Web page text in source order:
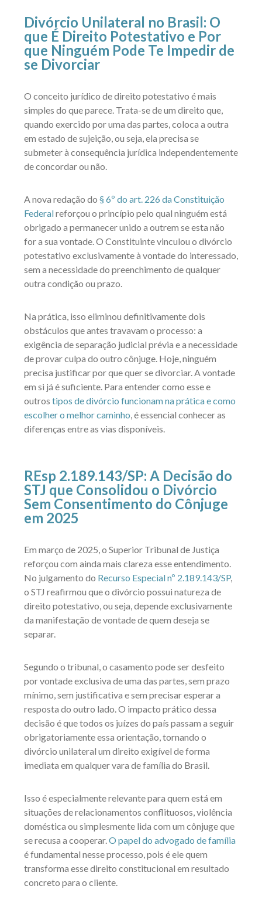
Divórcio Unilateral no Brasil: O
que É Direito Potestativo e Por
que Ninguém Pode Te Impedir de
se Divorciar
O conceito jurídico de direito potestativo é mais
simples do que parece. Trata-se de um direito que,
quando exercido por uma das partes, coloca a outra
em estado de sujeição, ou seja, ela precisa se
submeter à consequência jurídica independentemente
de concordar ou não.
A nova redação do § 6º do art. 226 da Constituição
Federalreforçou o princípio pelo qual ninguém está
obrigado a permanecer unido a outrem se esta não
for a sua vontade. O Constituinte vinculou o divórcio
potestativo exclusivamente à vontade do interessado,
sem a necessidade do preenchimento de qualquer
outra condição ou prazo.
Na prática, isso eliminou definitivamente dois
obstáculos que antes travavam o processo: a
exigência de separação judicial prévia e a necessidade
de provar culpa do outro cônjuge. Hoje, ninguém
precisa justificar por que quer se divorciar. A vontade
em si já é suficiente. Para entender como esse e
outros tipos de divórcio funcionam na prática e como
escolher o melhor caminho , é essencial conhecer as
diferenças entre as vias disponíveis.
REsp 2.189.143/SP: A Decisão do
STJ que Consolidou o Divórcio
Sem Consentimento do Cônjuge
em 2025
Em março de 2025, o Superior Tribunal de Justiça
reforçou com ainda mais clareza esse entendimento.
No julgamento do Recurso Especial nº 2.189.143/SP,
o STJ reafirmou que o divórcio possui natureza de
direito potestativo, ou seja, depende exclusivamente
da manifestação de vontade de quem deseja se
separar.
Segundo o tribunal, o casamento pode ser desfeito
por vontade exclusiva de uma das partes, sem prazo
mínimo, sem justificativa e sem precisar esperar a
resposta do outro lado. O impacto prático dessa
decisão é que todos os juízes do país passam a seguir
obrigatoriamente essa orientação, tornando o
divórcio unilateral um direito exigível de forma
imediata em qualquer vara de família do Brasil.
Isso é especialmente relevante para quem está em
situações de relacionamentos conflituosos, violência
doméstica ou simplesmente lida com um cônjuge que
se recusa a cooperar. O papel do advogado de família
é fundamental nesse processo, pois é ele quem
transforma esse direito constitucional em resultado
concreto para o cliente.